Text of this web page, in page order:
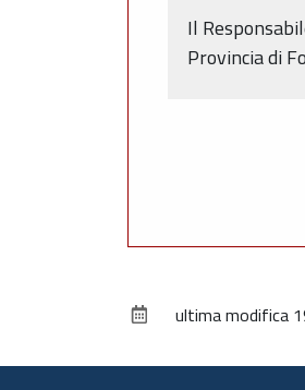
Il
Provincia di
ultima modifica